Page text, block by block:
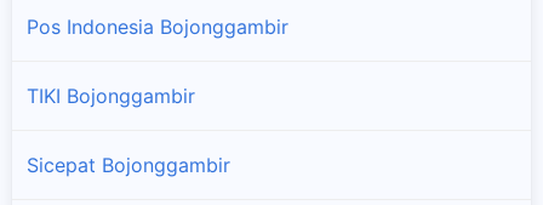
Pos Indonesia Bojonggambir
TIKI Bojonggambir
Sicepat Bojonggambir